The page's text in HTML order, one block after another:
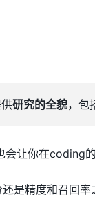
研究的全貌，包
让你在coding的
是精度和召回